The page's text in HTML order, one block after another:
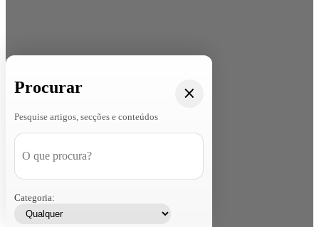
Procurar
Pesquise artigos, secções e conteúdos
Categoria: